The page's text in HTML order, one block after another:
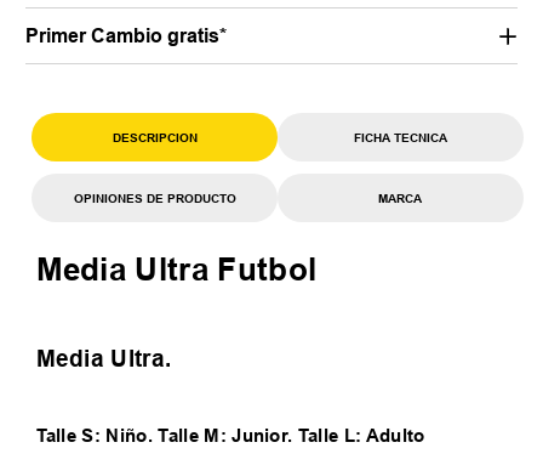
Primer Cambio gratis*
DESCRIPCION FICHA TECNICA
OPINIONES DE PRODUCTO MARCA
Media Ultra Futbol
Media Ultra.
Talle S: Niño. Talle M: Junior. Talle L: Adulto